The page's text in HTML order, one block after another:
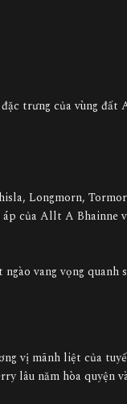
trưng của vùng đất
Longmorn,
của Allt A Bhainne
vang vọng
vị mãnh liệt của
lâu năm hòa